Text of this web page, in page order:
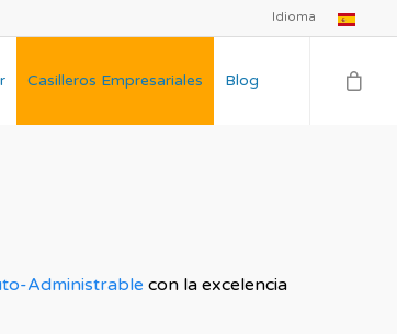
Idioma
Casilleros Empresariales Blog
Administrable con la excelencia